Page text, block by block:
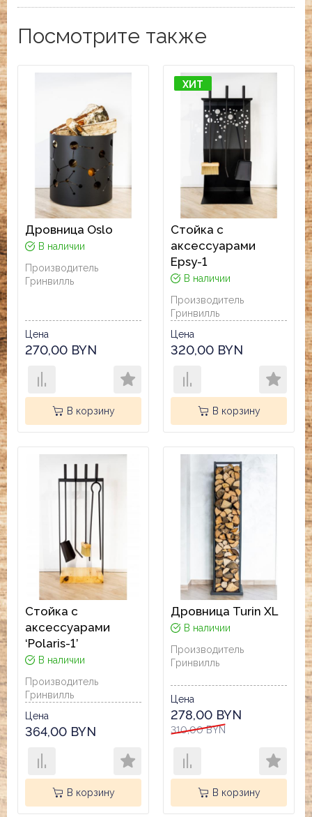
Посмотрите также
Дровница Oslo
В наличии
Производитель
Гринвилль
Цена
270,00 BYN
В корзину
ХИТ
Стойка с
аксессуарами
Epsy-1
В наличии
Производитель
Гринвилль
Цена
320,00 BYN
В корзину
Стойка с
аксессуарами
‘Polaris-1’
В наличии
Производитель
Гринвилль
Цена
364,00 BYN
В корзину
Дровница Turin XL
В наличии
Производитель
Гринвилль
Цена
278,00 BYN
310,00 BYN
В корзину